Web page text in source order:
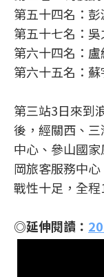
第五十四名：彭
第五十七名：
第六十四名：盧
第六十五名：蘇
第三站3日來到
後，經關西、
中心、參山國
岡旅客服務中
戰性十足，全程
◎延伸閱讀：